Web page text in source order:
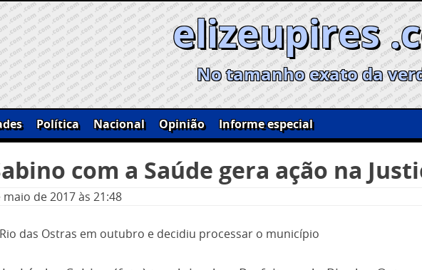
elizeupires
No tamanho exato da
Política Nacional Opinião
Informe especial
com a Saúde gera ação na
maio de 2017às 21:48
das Ostras em outubro e decidiu processar o município